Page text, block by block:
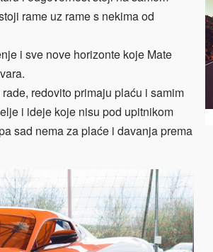
rame uz rame s nekima od
i sve nove horizonte koje Mate
redovito primaju plaću i samim
i ideje koje nisu pod upitnikom
sad nema za plaće i davanja prema